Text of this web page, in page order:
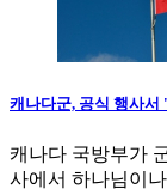
캐나다군, 공식 행사
캐나다 국방부가
사에서 하나님이